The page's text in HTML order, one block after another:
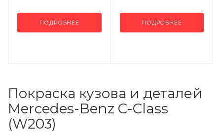
ПОДРОБНЕЕ ПОДРОБНЕЕ
Покраска кузова и деталей
Mercedes-Benz C-Class
(W203)